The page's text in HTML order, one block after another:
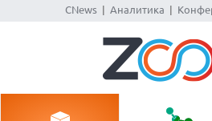
CNews| Аналитика